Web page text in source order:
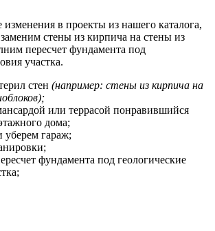
в проекты из нашего каталога,
стены из кирпича на стены из
пересчет фундамента под
участка.
стен (например: стены из кирпича на
или террасой понравившийся
дома;
гараж;
фундамента под геологические